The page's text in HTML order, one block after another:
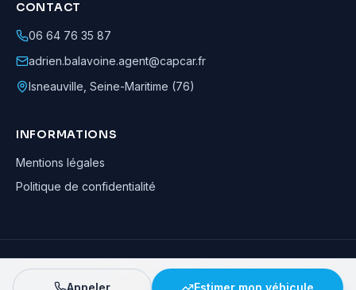
CONTACT
06 64 76 35 87
adrien.balavoine.agent@capcar.fr
Isneauville Seine-Maritime (76)
INFORMATIONS
Mentions légales
Politique de confidentialité
Adrien Balavoine—Agent automobile CapCar, Agent formateur· ©
· Tous droits réservés
Appeler Estimer mon véhicule